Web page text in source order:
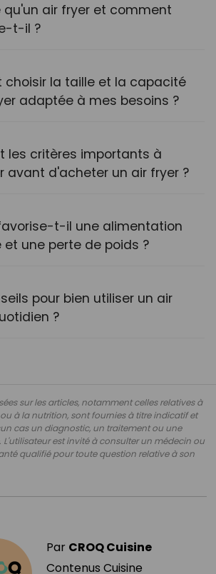
air fryer et comment
t-il ?
choisir la taille et la capacité
adaptée à mes besoins ?
les critères importants à
avant d'acheter un air fryer ?
t-il une alimentation
et une perte de poids ?
pour bien utiliser un air
?
sur les articles, notamment celles relatives à
à la nutrition, sont fournies à titre indicatif et
cas un diagnostic, un traitement ou une
est invité à consulter un médecin ou
qualifié pour toute question relative à son
Par CROQ Cuisine
Contenus Cuisine